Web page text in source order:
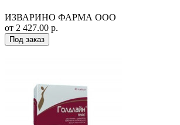
ИЗВАРИНО ФАРМА ООО
от 2 427.00 р.
Под заказ